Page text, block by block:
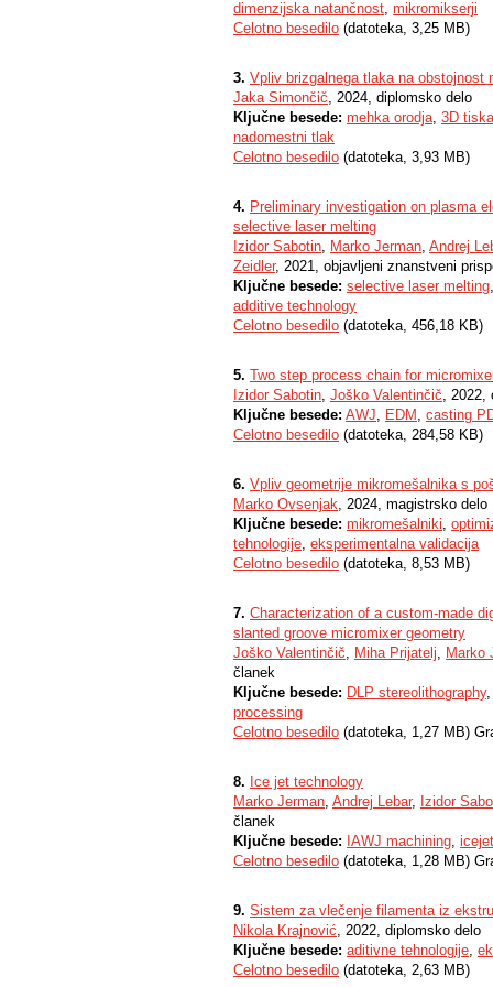
dimenzijska natančnost, mikromikserji
Celotno besedilo (datoteka, 3,25 MB)
3. Vpliv brizgalnega tlaka na obstojnost
Jaka Simončič, 2024, diplomsko delo
Ključne besede: mehka orodja, 3D
nadomestni tlak
Celotno besedilo (datoteka, 3,93 MB)
4. Preliminary investigation on plasma
selective laser melting
Izidor Sabotin, Marko Jerman, Andrej
Zeidler, 2021, objavljeni znanstveni
Ključne besede: selective laser melting
additive technology
Celotno besedilo (datoteka, 456,18 KB)
5. Two step process chain for
Izidor Sabotin, Joško Valentinčič, 2022,
Ključne besede: AWJ, EDM , casting
Celotno besedilo (datoteka, 284,58 KB)
6. Vpliv geometrije mikromešalnika s
Marko Ovsenjak, 2024, magistrsko delo
Ključne besede: mikromešalniki,
tehnologije, eksperimentalna validacija
Celotno besedilo (datoteka, 8,53 MB)
7. Characterization of a custom-made
slanted groove micromixer geometry
Joško Valentinčič, Miha Prijatelj, Marko
članek
Ključne besede: DLP stereolithography
processing
Celotno besedilo (datoteka, 1,27 MB)
8. Ice jet technology
Marko Jerman, Andrej Lebar, Izidor
članek
Ključne besede: IAWJ machining, icejet
Celotno besedilo (datoteka, 1,28 MB)
9. Sistem za vlečenje filamenta iz
Nikola Krajnović, 2022, diplomsko delo
Ključne besede: aditivne tehnologije,
Celotno besedilo (datoteka, 2,63 MB)